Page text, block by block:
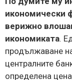
икономически
верижно
икономиката.
продължаване
централните
определена